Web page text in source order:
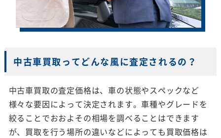
中古車買取ってどんな風に査定されるの？
中古車買取の査定価格は、車の状態やスペックなど
様々な要因によって決定されます。車種やグレードを
絞ることでおおよその相場を調べることはできます
が、買取を行う場所の違いなどによっても買取価格は